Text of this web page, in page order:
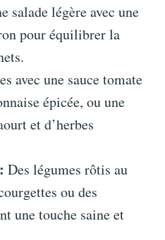
salade légère avec une
pour équilibrer la
avec une sauce tomate
épicée, ou une
et d’herbes
Des légumes rôtis au
ou des
une touche saine et